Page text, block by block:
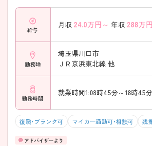
給与
月収 24.0万円～ 年収 288万
勤務地
埼玉県川口市
ＪＲ京浜東北線 他
勤務時間
復職・ブランク可 マイカー通勤可・相談可 残